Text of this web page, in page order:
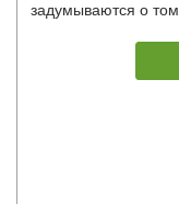
задумываются о